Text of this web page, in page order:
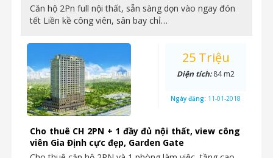
Căn hộ 2Pn full nội thất, sẵn sàng dọn vào ngay đón
tết Liền kề công viên, sân bay chỉ…
Cho thuê CH 2PN + 1 đầy đủ nội thất, view công
viên Gia Định cực đẹp, Garden Gate
25 Triệu
Diện tích:84 m2
Ngày đăng: 11-01-2018